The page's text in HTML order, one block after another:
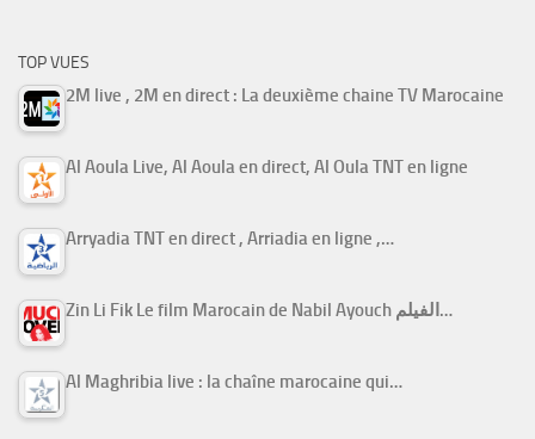
TOP VUES
2M live , 2M en direct : La deuxième chaine TV Marocaine
Al Aoula Live, Al Aoula en direct, Al Oula TNT en ligne
Arryadia TNT en direct , Arriadia en ligne ,…
Zin Li Fik Le film Marocain de Nabil Ayouch الفيلم…
Al Maghribia live : la chaîne marocaine qui…